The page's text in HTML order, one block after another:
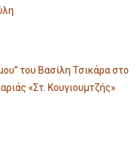
του Βασίλη Τσικάρα στο
«Στ. Κουγιουμτζής»